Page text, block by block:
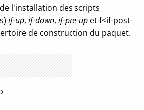
l'installation des scripts
if-up, if-down, if-pre-up et f<if-post-
de construction du paquet.